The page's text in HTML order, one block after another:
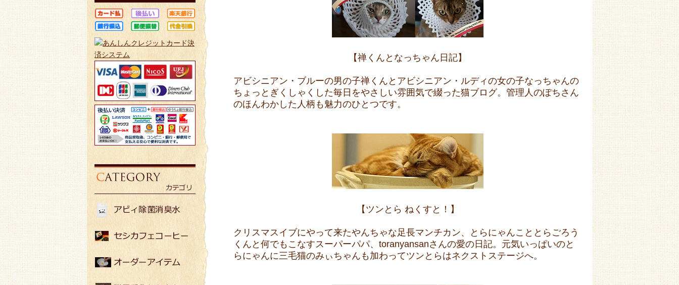
【禅くんとなっちゃん日記】
アビシニアン・ブルーの男の子禅くんとアビシニアン・ルディの女の子なっちゃんの
ちょっとぎくしゃくした毎日をやさしい雰囲気で綴った猫ブログ。管理人のぽちさん
のほんわかした人柄も魅力のひとつです。
【ツンとら ねくすと！】
クリスマスイブにやって来たやんちゃな足長マンチカン、とらにゃんこととらごろう
くんと何でもこなすスーパーパパ、toranyansanさんの愛の日記。元気いっぱいのと
らにゃんに三毛猫のみぃちゃんも加わってツンとらはネクストステージへ。